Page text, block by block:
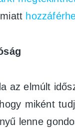
az elmúlt
miként
lenne